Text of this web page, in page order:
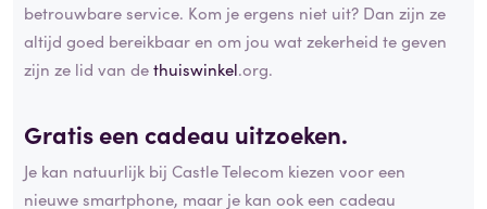
betrouwbare service. Kom je ergens niet uit? Dan zijn ze
altijd goed bereikbaar en om jou wat zekerheid te geven
zijn ze lid van dethuiswinkel.org.
Gratis een cadeau uitzoeken.
Je kan natuurlijk bij Castle Telecom kiezen voor een
nieuwe smartphone, maar je kan ook een cadeau